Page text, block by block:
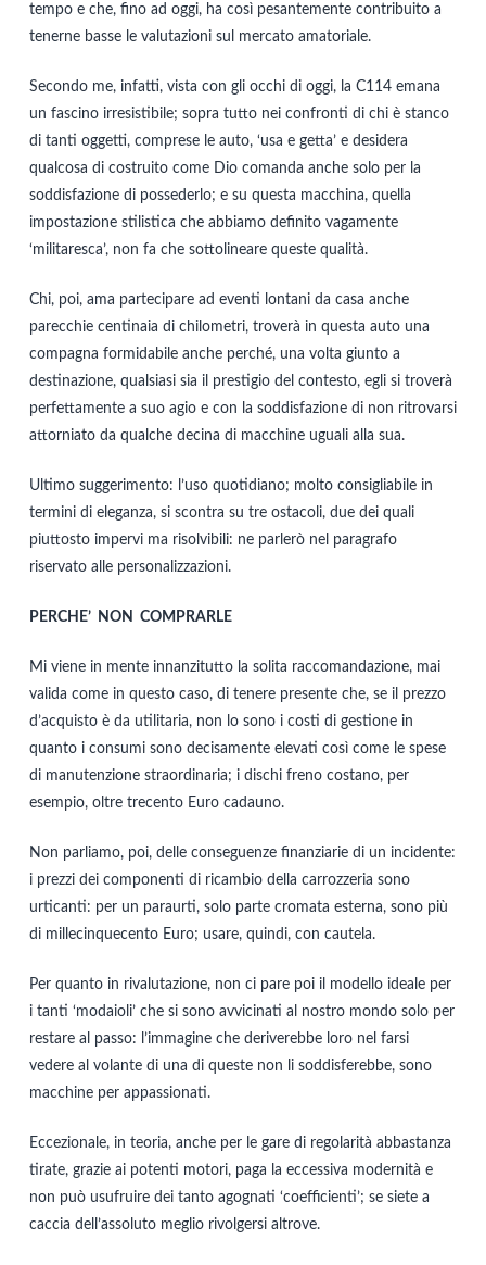
tempo e che, fino ad oggi, ha così pesantemente contribuito a
tenerne basse le valutazioni sul mercato amatoriale.
Secondo me, infatti, vista con gli occhi di oggi, la C114 emana
un fascino irresistibile; sopra tutto nei confronti di chi è stanco
di tanti oggetti, comprese le auto, ‘usa e getta’ e desidera
qualcosa di costruito come Dio comanda anche solo per la
soddisfazione di possederlo; e su questa macchina, quella
impostazione stilistica che abbiamo definito vagamente
‘militaresca’, non fa che sottolineare queste qualità.
Chi, poi, ama partecipare ad eventi lontani da casa anche
parecchie centinaia di chilometri, troverà in questa auto una
compagna formidabile anche perché, una volta giunto a
destinazione, qualsiasi sia il prestigio del contesto, egli si troverà
perfettamente a suo agio e con la soddisfazione di non ritrovarsi
attorniato da qualche decina di macchine uguali alla sua.
Ultimo suggerimento: l’uso quotidiano; molto consigliabile in
termini di eleganza, si scontra su tre ostacoli, due dei quali
piuttosto impervi ma risolvibili: ne parlerò nel paragrafo
riservato alle personalizzazioni.
PERCHE’ NON COMPRARLE
Mi viene in mente innanzitutto la solita raccomandazione, mai
valida come in questo caso, di tenere presente che, se il prezzo
d’acquisto è da utilitaria, non lo sono i costi di gestione in
quanto i consumi sono decisamente elevati così come le spese
di manutenzione straordinaria; i dischi freno costano, per
esempio, oltre trecento Euro cadauno.
Non parliamo, poi, delle conseguenze finanziarie di un incidente:
i prezzi dei componenti di ricambio della carrozzeria sono
urticanti: per un paraurti, solo parte cromata esterna, sono più
di millecinquecento Euro; usare, quindi, con cautela.
Per quanto in rivalutazione, non ci pare poi il modello ideale per
i tanti ‘modaioli’ che si sono avvicinati al nostro mondo solo per
restare al passo: l’immagine che deriverebbe loro nel farsi
vedere al volante di una di queste non li soddisferebbe, sono
macchine per appassionati.
Eccezionale, in teoria, anche per le gare di regolarità abbastanza
tirate, grazie ai potenti motori, paga la eccessiva modernità e
non può usufruire dei tanto agognati ‘coefficienti’; se siete a
caccia dell’assoluto meglio rivolgersi altrove.